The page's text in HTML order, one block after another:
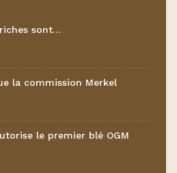
sont…
la commission Merkel
le premier blé OGM